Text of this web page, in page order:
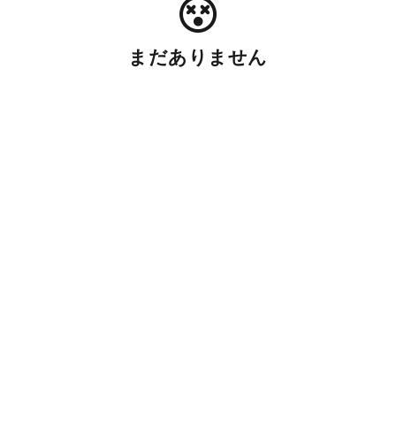
まだありません